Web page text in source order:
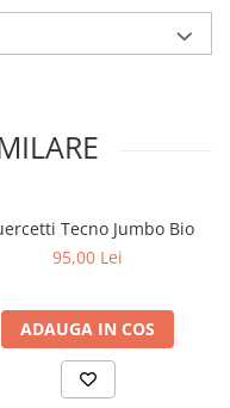
mai mici de 3 ani
Toate jucariile Quercetti
si intuitia copiilor prin
pentru a spori
Quercetti, copiii dezvolta
Tecno Jumbo Bio
95,00 Lei
ADAUGA IN COS